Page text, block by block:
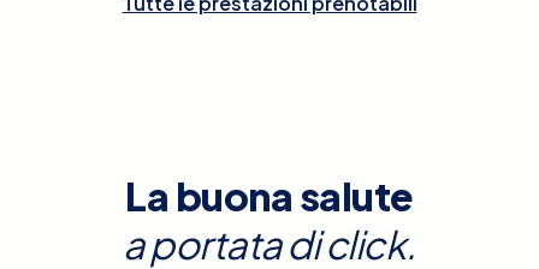
La buona salute
a portata di click.